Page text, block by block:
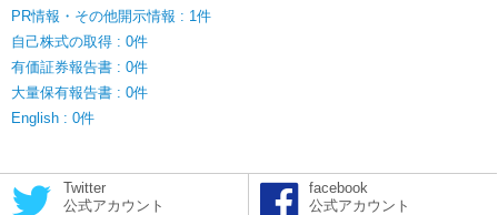
PR情報・その他開示情報 : 1件
自己株式の取得 : 0件
有価証券報告書 : 0件
大量保有報告書 : 0件
English : 0件
Twitter
公式アカウント
facebook
公式アカウント